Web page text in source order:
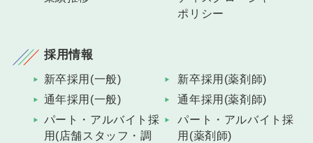
ポリシー
採用情報
新卒採用(一般)
新卒採用(薬剤師)
通年採用(一般)
通年採用(薬剤師)
パート・アルバイト採
用(店舗スタッフ・調
パート・アルバイト採
用(薬剤師)